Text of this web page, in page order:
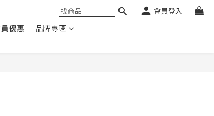
會員登入
優惠 品牌專區